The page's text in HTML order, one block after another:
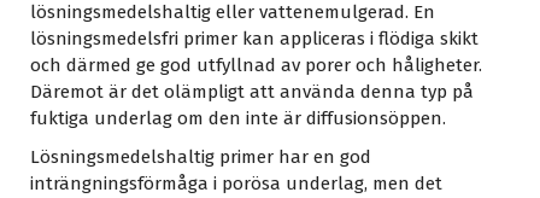
lösningsmedelshaltig eller vattenemulgerad. En
lösningsmedelsfri primer kan appliceras i flödiga skikt
och därmed ge god utfyllnad av porer och håligheter.
Däremot är det olämpligt att använda denna typ på
fuktiga underlag om den inte är diffusionsöppen.
Lösningsmedelshaltig primer har en god
inträngningsförmåga i porösa underlag, men det